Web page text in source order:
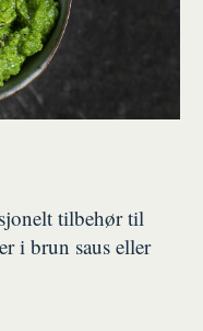
tilbehør til
i brun saus eller